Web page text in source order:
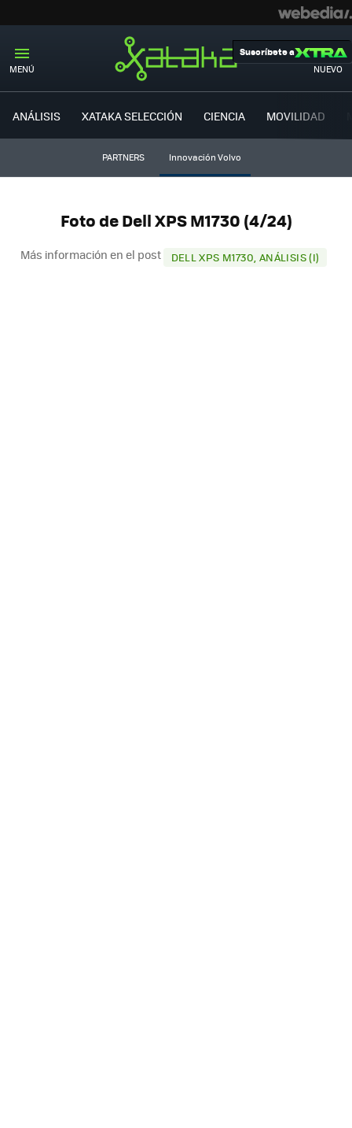
MENÚ NUEVO
Suscríbete a
ANÁLISIS XATAKA SELECCIÓN CIENCIA MOVILIDAD
PARTNERS Innovación Volvo
Foto de Dell XPS M1730 (4/24)
Más información en el post DELL XPS M1730, ANÁLISIS (I)